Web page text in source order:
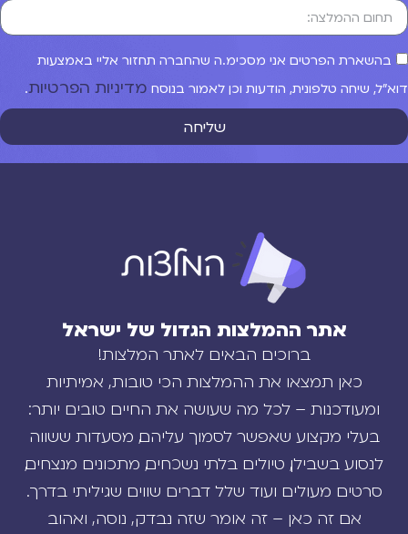
בהשארת הפרטים אני מסכימ.ה שהחברה תחזור אליי באמצעות
שיחה טלפונית, הודעות וכן לאמור בנוסחמדיניות הפרטיות.
שליחה
אתר ההמלצות הגדול של ישראל
ברוכים הבאים לאתר המלצות!
כאן תמצאו את ההמלצות הכי טובות, אמיתיות
ומעודכנות – לכל מה שעושה את החיים טובים יותר:
בעלי מקצוע שאפשר לסמוך עליהם, מסעדות ששווה
לנסוע בשבילן, טיולים בלתי נשכחים, מתכונים מנצחים,
סרטים מעולים ועוד שלל דברים שווים שגיליתי בדרך.
אם זה כאן – זה אומר שזה נבדק, נוסה, ואהוב